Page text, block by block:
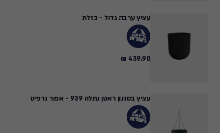
עציץ ערבה גדול - בזלת
439.90
439.90 ₪
עציץ בסגנון ראטן נתלה 939 - אפור גרפיט